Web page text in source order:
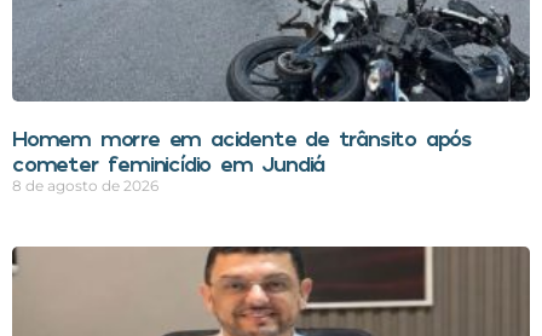
Homem morre em acidente de trânsito após
cometer feminicídio em Jundiá
8 de agosto de 2026